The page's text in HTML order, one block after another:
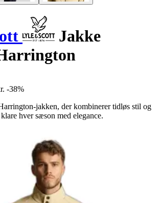
Jakke
-38%
jakken, der kombinerer tidløs stil og
hver sæson med elegance.